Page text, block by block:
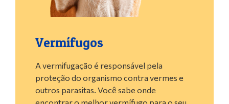
Vermífugos
A vermifugação é responsável pela
proteção do organismo contra vermes e
outros parasitas. Você sabe onde